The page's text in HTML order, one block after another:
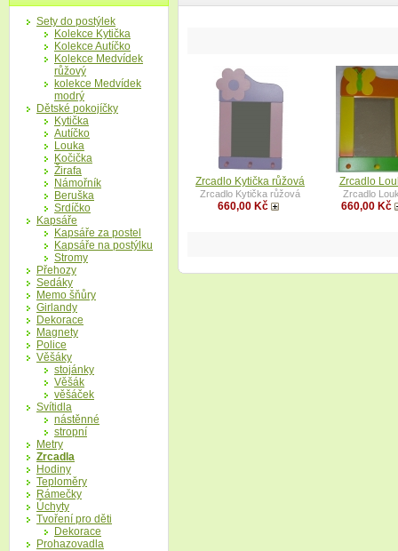
Sety do postýlek
Kolekce Kytička
Kolekce Autíčko
Kolekce Medvídek
růžový
kolekce Medvídek
modrý
Dětské pokojíčky
Kytička
Autíčko
Louka
Kočička
Žirafa
Námořník
Beruška
Srdíčko
Kapsáře
Kapsáře za postel
Kapsáře na postýlku
Stromy
Přehozy
Sedáky
Memo šňůry
Girlandy
Dekorace
Magnety
Police
Věšáky
stojánky
Věšák
věšáček
Svítidla
nástěnné
stropní
Metry
Zrcadla
Hodiny
Teploměry
Rámečky
Úchyty
Tvoření pro děti
Dekorace
Prohazovadla
Zrcadlo Kytička růžová
Zrcadlo Kytička růžová
660,00 Kč
Zrcadlo
Zrcadlo
660,00 Kč